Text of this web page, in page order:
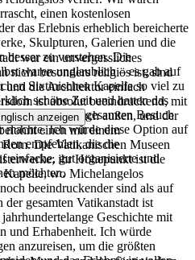
einen kostenlosen
das Erlebnis erheblich bereicherte
Skulpturen, Galerien und die
besser zu verstehen. Die
waren unglaublich – es gab auf
Sixtinischen Kapelle so viel zu
schöne Zeit und hatten das
Agentur den gesamten Besuch
machte. Ich würde diese Option auf
empfehlen, die die
einfache, gut organisierte und
möchten.
war ein unvergessliches
nicht besonders religiös ist, sind
und die Architektur einfach
ist absolut beeindruckend, mit
innen als auch außen, und der
einen mit einem
Die Vatikanischen Museen
ihr Höhepunkt ist die
wo Michelangelos
beeindruckender sind als auf
gesamten Vatikanstadt ist
Geschichte mit
und Erhabenheit. Ich würde
anzureisen, um die größten
anzeigen